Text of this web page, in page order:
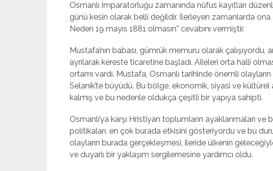
Osmanlı İmparatorluğu zamanında nüfus kayıtları
günü kesin olarak belli değildir. İlerleyen zamanlarda
Neden 19 mayıs 1881 olmasın” cevabını vermiştir.
Mustafa’nın babası, gümrük memuru olarak
ayrılarak kereste ticaretine başladı. Aileleri orta halli
ortamı vardı. Mustafa, Osmanlı tarihinde önemli olayların
Selanik’te büyüdü. Bu bölge, ekonomik, siyasi ve kültürel
kalmış ve bu nedenle oldukça çeşitli bir yapıya sahipti.
Osmanlı’ya karşı Hristiyan toplumların ayaklanmaları
politikaları, en çok burada etkisini gösteriyordu ve bu
olayların burada gerçekleşmesi, ileride ülkenin
ve duyarlı bir yaklaşım sergilemesine yardımcı oldu.